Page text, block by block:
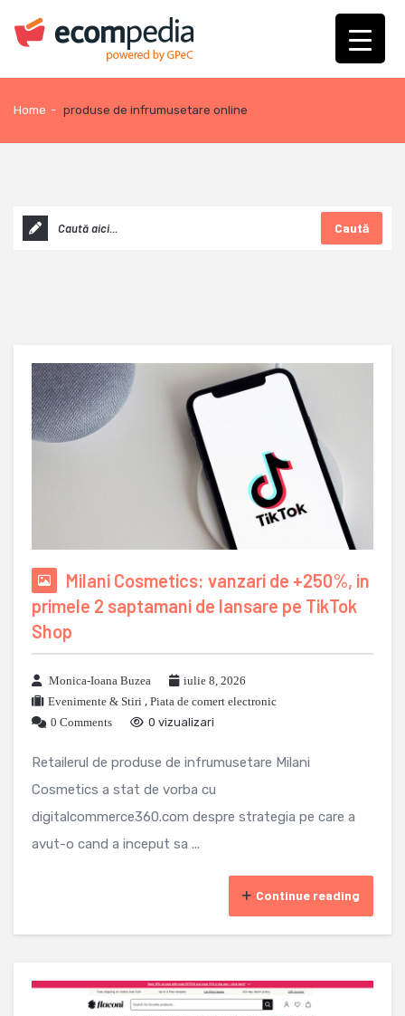
Home - produse de infrumusetare online
Caută
Milani Cosmetics: vanzari de +250%, in
primele 2 saptamani de lansare pe TikTok
Shop
Monica-Ioana Buzea
iulie 8, 2026
Evenimente & Stiri , Piata de comert electronic
0 Comments
0 vizualizari
Retailerul de produse de infrumusetare Milani
Cosmetics a stat de vorba cu
digitalcommerce360.com despre strategia pe care a
avut-o cand a inceput sa ...
Continue reading